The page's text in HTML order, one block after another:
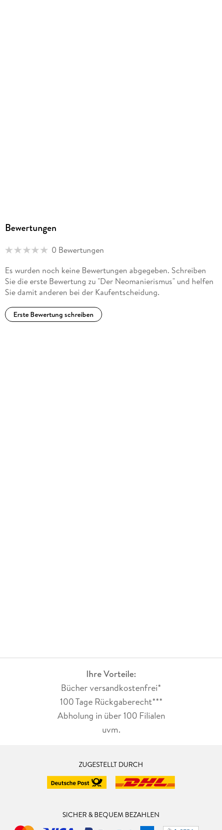
Bewertungen
0 Bewertungen
Es wurden noch keine Bewertungen abgegeben. Schreiben
Sie die erste Bewertung zu "Der Neomanierismus" und helfen
Sie damit anderen bei der Kaufentscheidung.
Erste Bewertung schreiben
Ihre Vorteile:
Bücher versandkostenfrei*
100 Tage Rückgaberecht***
Abholung in über 100 Filialen
uvm.
ZUGESTELLT DURCH
SICHER & BEQUEM BEZAHLEN